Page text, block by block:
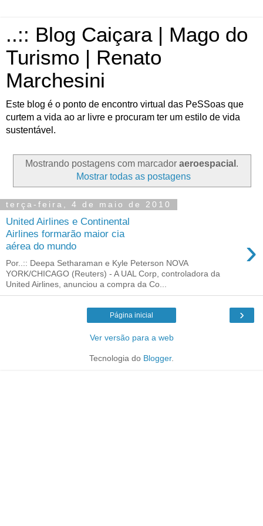
..:: Blog Caiçara | Mago do
Turismo | Renato
Marchesini
Este blog é o ponto de encontro virtual das PeSSoas que
curtem a vida ao ar livre e procuram ter um estilo de vida
sustentável.
Mostrando postagens com marcador aeroespacial .
Mostrar todas as postagens
terça-feira, 4 de maio de 2010
United Airlines e Continental
Airlines formarão maior cia
aérea do mundo
›
Por..:: Deepa Setharaman e Kyle Peterson NOVA
YORK/CHICAGO (Reuters) - A UAL Corp, controladora da
United Airlines, anunciou a compra da Co...
›
Página inicial
Ver versão para a web
Tecnologia do Blogger.